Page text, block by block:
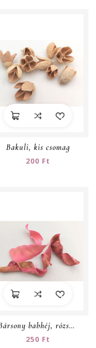
Bakuli, kis csomag
200 Ft
Bársony babhéj, rózsaszín, kis csomag
250 Ft